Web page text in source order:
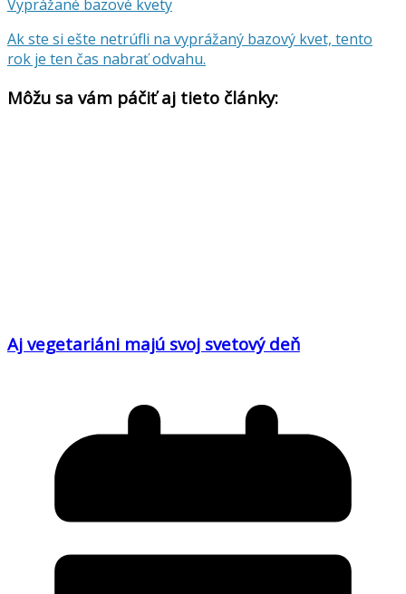
Vyprážané bazové kvety
Ak ste si ešte netrúfli na vyprážaný bazový kvet, tento
rok je ten čas nabrať odvahu.
Môžu sa vám páčiť aj tieto články:
Aj vegetariáni majú svoj svetový deň